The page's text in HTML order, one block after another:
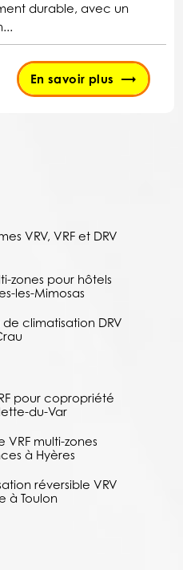
durable, avec un
En savoir plus
VRV, VRF et DRV
zones pour hôtels
les-Mimosas
climatisation DRV
pour copropriété
du-Var
VRF multi-zones
à Hyères
réversible VRV
à Toulon